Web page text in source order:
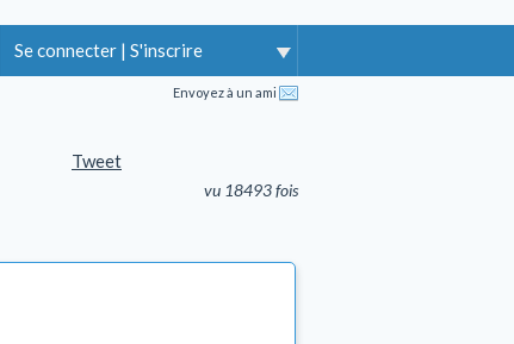
Se connecter | S'inscrire
Envoyez à un ami
Tweet
vu 18493 fois